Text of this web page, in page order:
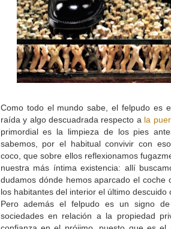
Como todo el mundo sabe, el felpudo es
raída y algo descuadrada respecto a la
primordial es la limpieza de los pies
sabemos, por el habitual convivir con
coco, que sobre ellos reflexionamos
nuestra más íntima existencia: allí
dudamos dónde hemos aparcado el coche
los habitantes del interior el último
Pero además el felpudo es un signo
sociedades en relación a la propiedad